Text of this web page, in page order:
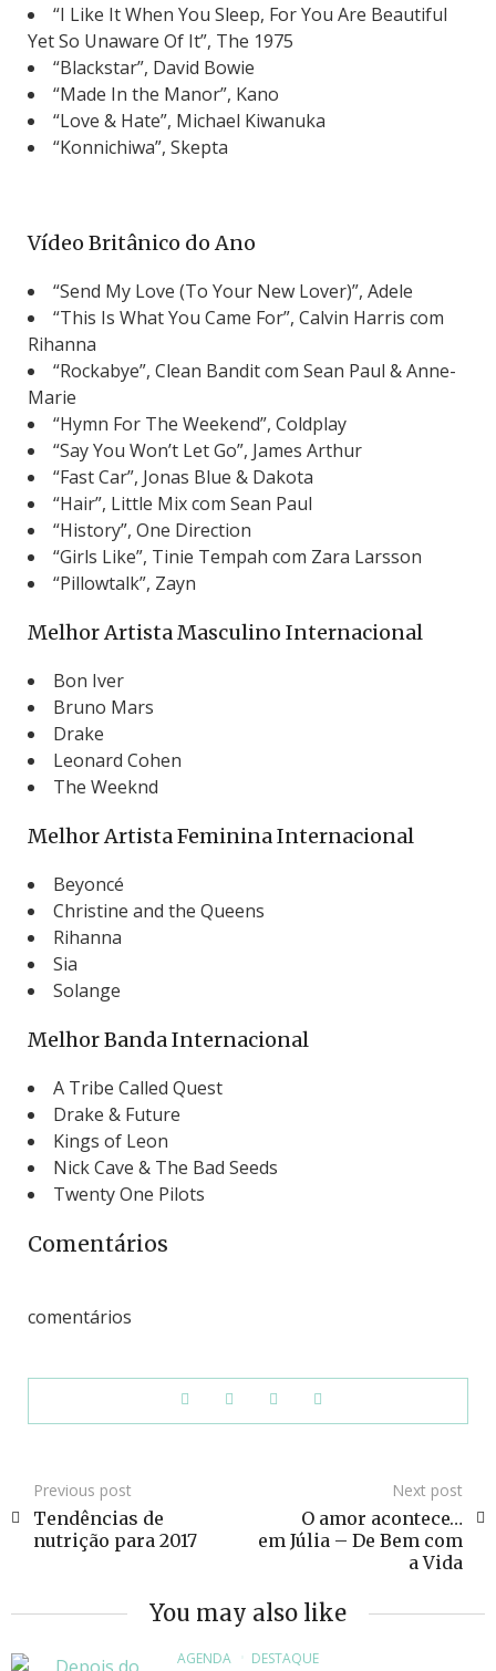
“I Like It When You Sleep, For You Are Beautiful
Yet So Unaware Of It”, The 1975
“Blackstar”, David Bowie
“Made In the Manor”, Kano
“Love & Hate”, Michael Kiwanuka
“Konnichiwa”, Skepta
Vídeo Britânico do Ano
“Send My Love (To Your New Lover)”, Adele
“This Is What You Came For”, Calvin Harris com
Rihanna
“Rockabye”, Clean Bandit com Sean Paul & Anne-
Marie
“Hymn For The Weekend”, Coldplay
“Say You Won’t Let Go”, James Arthur
“Fast Car”, Jonas Blue & Dakota
“Hair”, Little Mix com Sean Paul
“History”, One Direction
“Girls Like”, Tinie Tempah com Zara Larsson
“Pillowtalk”, Zayn
Melhor Artista Masculino Internacional
Bon Iver
Bruno Mars
Drake
Leonard Cohen
The Weeknd
Melhor Artista Feminina Internacional
Beyoncé
Christine and the Queens
Rihanna
Sia
Solange
Melhor Banda Internacional
A Tribe Called Quest
Drake & Future
Kings of Leon
Nick Cave & The Bad Seeds
Twenty One Pilots
Comentários
comentários
Previous post
Tendências de
nutrição para 2017
Next post
O amor acontece…
em Júlia – De Bem com
a Vida
You may also like
AGENDA DESTAQUE